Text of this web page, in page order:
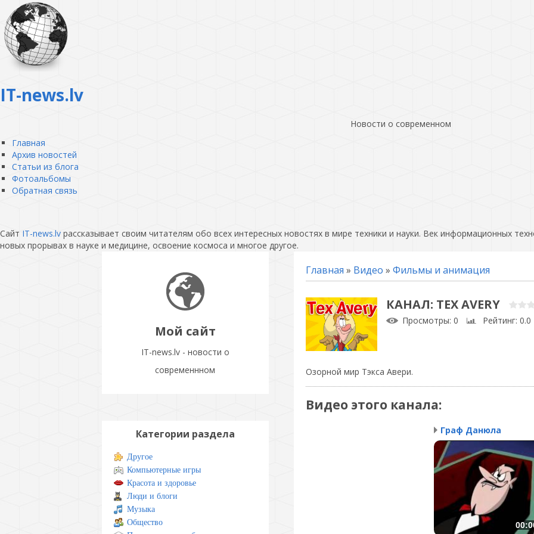
IT-news.lv
Новости о современном
Главная
Архив новостей
Статьи из блога
Фотоальбомы
Обратная связь
Сайт IT-news.lv рассказывает своим читателям обо всех интересных новостях в мире техники и науки. Век информационных
новых прорывах в науке и медицине, освоение космоса и многое другое.
Мой сайт
IT-news.lv - новости о
современнном
Главная » Видео » Фильмы и анимация
КАНАЛ: TEX AVERY
Просмотры: 0 Рейтинг: 0.0
Озорной мир Тэкса Авери.
Видео этого канала:
Граф Данюла
Категории раздела
Другое
Компьютерные игры
Красота и здоровье
Люди и блоги
Музыка
Общество